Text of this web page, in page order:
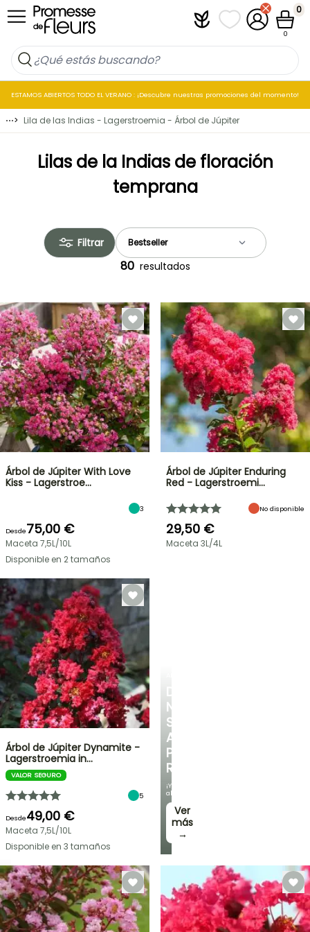
Ir al contenido PlantfitMis listas de
Mi cuenta
Cesta
0
0
ESTAMOS ABIERTOS TODO EL VERANO : ¡Descubre nuestras promociones del momento!
⋯> Lila de las Indias - Lagerstroemia - Árbol de Júpiter
Lilas de la Indias de floración
temprana
Filtrar
80 resultados
OFERTA
RELÁMPAGO
¡HASTA
UN
30
DESCUBRE
NUESTRA
SELECCIÓN
A
PRECIOS
REDUCIDOS
¡Y
ahorra!
Ver
más
→
Árbol de Júpiter With Love
Kiss - Lagerstroe…
3
Desde75,00 €
Maceta 7,5L/10L
Disponible en 2 tamaños
Árbol de Júpiter Enduring
Red - Lagerstroemi…
No disponible
29,50 €
Maceta 3L/4L
Árbol de Júpiter Dynamite -
Lagerstroemia in…
VALOR SEGURO
5
Desde49,00 €
Maceta 7,5L/10L
Disponible en 3 tamaños